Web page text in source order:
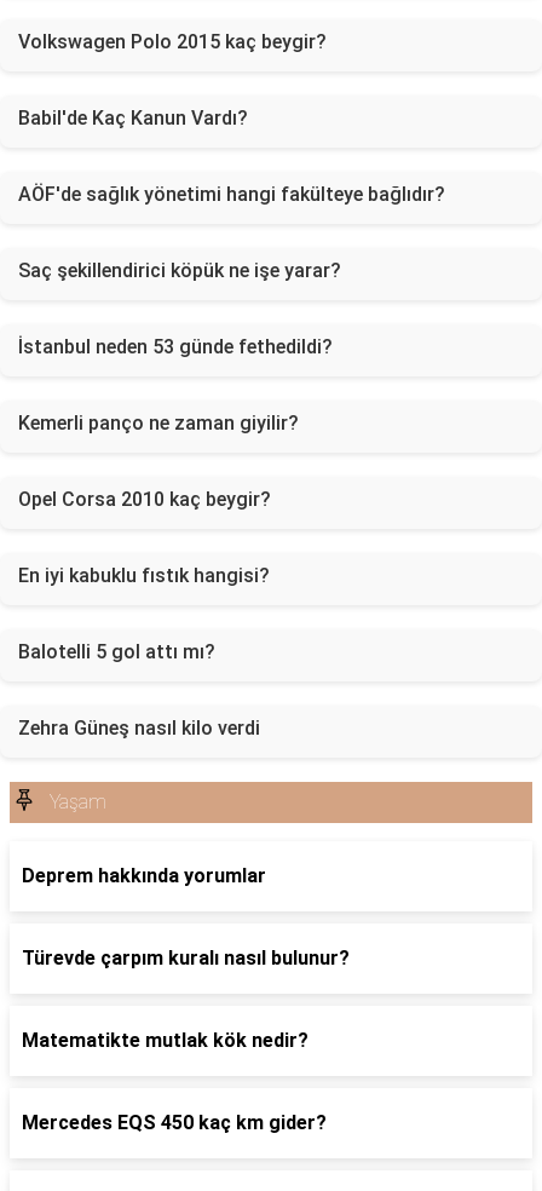
Volkswagen Polo 2015 kaç beygir?
Babil'de Kaç Kanun Vardı?
AÖF'de sağlık yönetimi hangi fakülteye bağlıdır?
Saç şekillendirici köpük ne işe yarar?
İstanbul neden 53 günde fethedildi?
Kemerli panço ne zaman giyilir?
Opel Corsa 2010 kaç beygir?
En iyi kabuklu fıstık hangisi?
Balotelli 5 gol attı mı?
Zehra Güneş nasıl kilo verdi
Yaşam
Deprem hakkında yorumlar
Türevde çarpım kuralı nasıl bulunur?
Matematikte mutlak kök nedir?
Mercedes EQS 450 kaç km gider?